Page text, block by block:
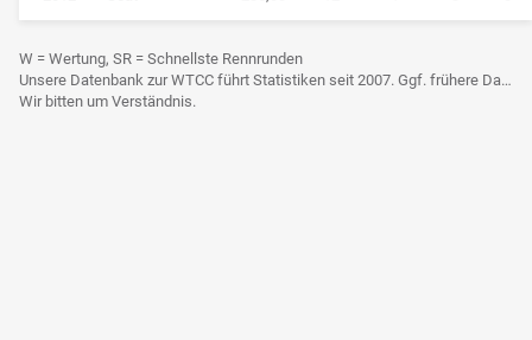
W = Wertung, SR = Schnellste Rennrunden
Unsere Datenbank zur WTCC führt Statistiken seit 2007. Ggf. frühere Daten sind derzeit noch nicht berücksichtigt.
Wir bitten um Verständnis.